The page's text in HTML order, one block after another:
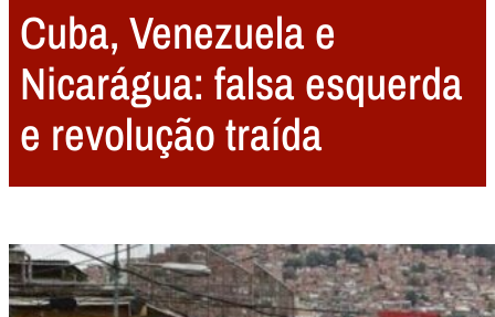
Cuba, Venezuela e
Nicarágua: falsa esquerda
e revolução traída